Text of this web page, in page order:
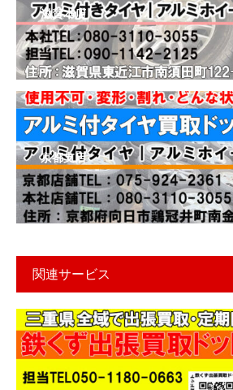
滋賀本店
京都支店
関連サービス